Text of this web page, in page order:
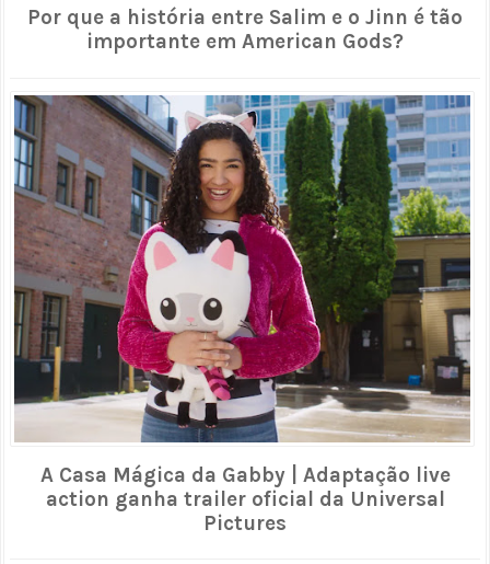
Por que a história entre Salim e o Jinn é tão
importante em American Gods?
A Casa Mágica da Gabby | Adaptação live
action ganha trailer oficial da Universal
Pictures